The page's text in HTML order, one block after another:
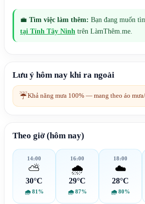
💼 Tìm việc làm thêm: Bạn đang muốn
tại Tỉnh Tây Ninh trên LàmThêm.me.
Lưu ý hôm nay khi ra ngoài
☔Khả năng mưa 100% — mang theo áo
Theo giờ (hôm nay)
14:00
⛅
30°C
🌧 81%
16:00
🌧️
29°C
🌧 87%
18:00
☁️
28°C
🌧 80%